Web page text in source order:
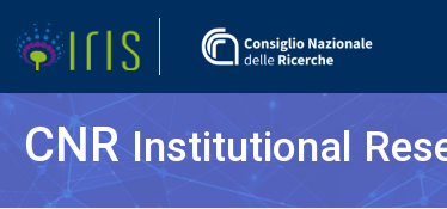
CNRInstitutional